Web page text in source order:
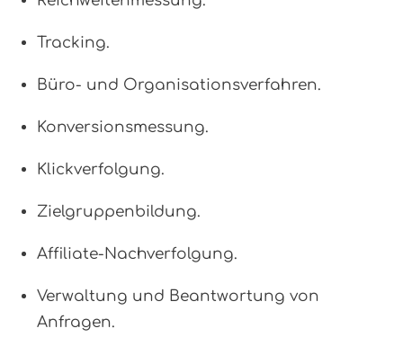
Tracking.
Büro- und Organisationsverfahren.
Konversionsmessung.
Klickverfolgung.
Zielgruppenbildung.
Affiliate-Nachverfolgung.
Verwaltung und Beantwortung von
Anfragen.